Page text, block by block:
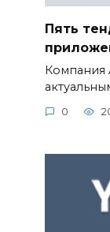
Пять
Компания
0